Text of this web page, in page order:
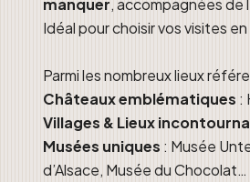
Idéal pour choisir vos visites en
Parmi les nombreux lieux
Châteaux emblématiques :
Villages & Lieux
Musées uniques : Musée
d’Alsace, Musée du Chocolat…